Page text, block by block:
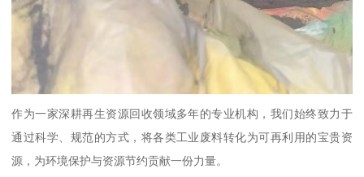
作为一家深耕再生资源回收领域多年的专业机构，我们始终致力于
通过科学、规范的方式，将各类工业废料转化为可再利用的宝贵资
源，为环境保护与资源节约贡献一份力量。